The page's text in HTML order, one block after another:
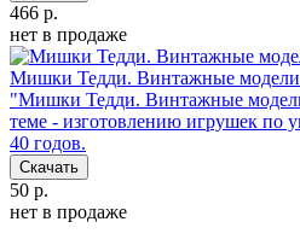
466 р.
нет в продаже
Мишки Тедди. Винтажные
"Мишки Тедди. Винтажные
теме - изготовлению игрушек по
40 годов.
Скачать
50 р.
нет в продаже